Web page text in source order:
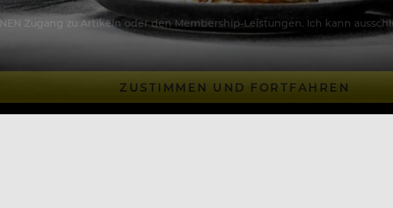
Zugang zu Artikeln oder den Membership-Leistungen. Ich kann
ZUSTIMMEN UND FORTFAHREN